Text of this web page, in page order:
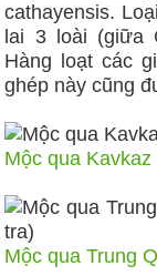
cathayensis.
lai 3 loài (giữa
Hàng loạt các
ghép này cũng
Mộc qua Kavkaz
Mộc qua Trung